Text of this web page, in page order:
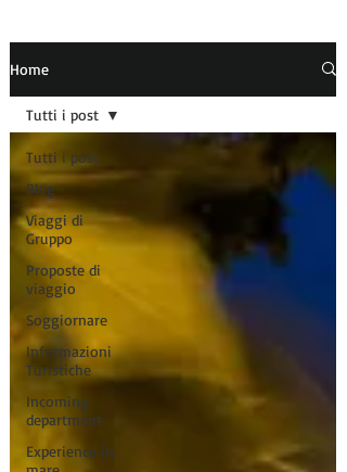
Home
Tutti i post
Blog
Viaggi di
Gruppo
Proposte di
viaggio
Soggiornare
Informazioni
Turistiche
Incoming
department
Experience in
Tutti i post